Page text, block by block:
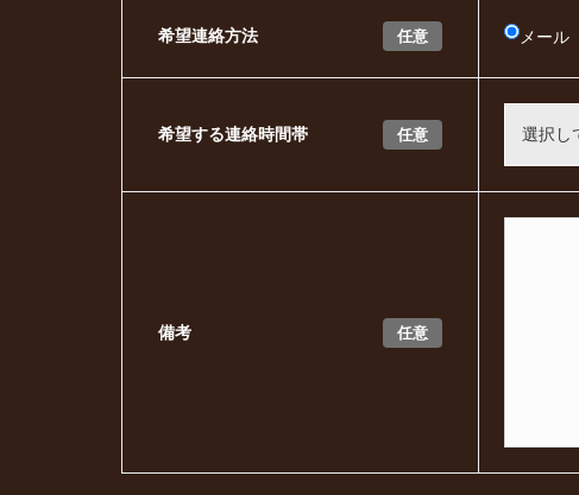
任意
希望連絡方法 メール
任意
希望する連絡時間帯
任意
備考